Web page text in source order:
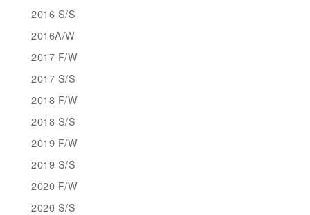
2016 S/S
2016A/W
2017 F/W
2017 S/S
2018 F/W
2018 S/S
2019 F/W
2019 S/S
2020 F/W
2020 S/S